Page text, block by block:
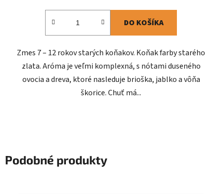
DO KOŠÍKA
Zmes 7 – 12 rokov starých koňakov. Koňak farby starého
zlata. Aróma je veľmi komplexná, s nótami duseného
ovocia a dreva, ktoré nasleduje brioška, jablko a vôňa
škorice. Chuť má...
Podobné produkty